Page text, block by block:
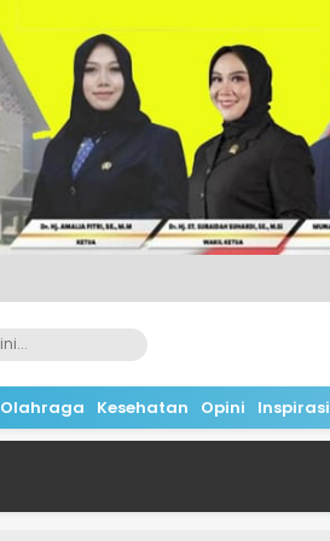
Olahraga Kesehatan Opini Inspirasi